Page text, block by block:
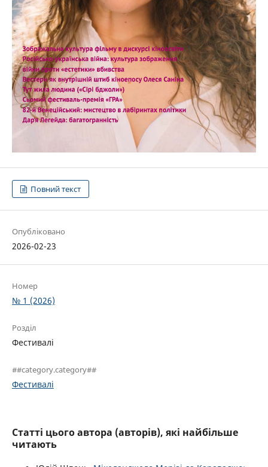
Повний текст
Опубліковано
2026-02-23
Номер
№ 1 (2026)
Розділ
Фестивалі
##category.category##
Фестивалі
Статті цього автора (авторів), які найбільше
читають